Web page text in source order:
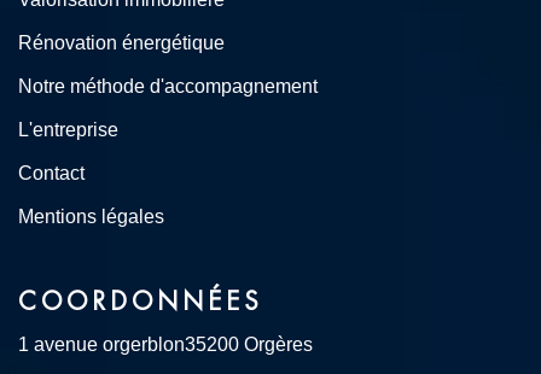
Rénovation énergétique
Notre méthode d'accompagnement
L'entreprise
Contact
Mentions légales
COORDONNÉES
1 avenue orgerblon35200 Orgères